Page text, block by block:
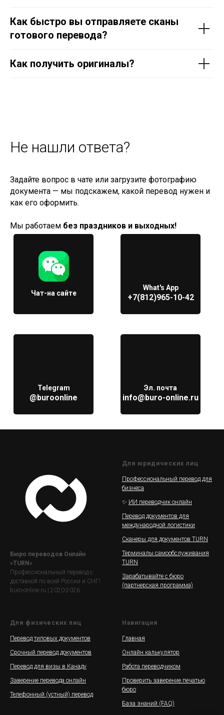
Как быстро вы отправляете сканы
готового перевода?
Как получить оригиналы?
Не нашли ответа?
Задайте вопрос в чате или загрузите фотографию
документа — мы подскажем, какой перевод нужен и
как его оформить.
Мы работаем без праздников и выходных!
Чат-на сайте
What's App
+7(812)965-10-42
Telegram
@buroonline
Эл. почта
info@buro-online.ru
Бюро переводов Онлайн
«TURN»
Профессиональный перевод с
доставкой по всей России и СНГ!
buro-online.ru | 2020-2026
Для юридических лиц
Профессиональный перевод для
бизнеса
✨ ИИ переводчик онлайн
Перевод документов для
международной логистики
Сканеры для документов TURN
Терминалы самообслуживания
TURN
Зарабатывайте с бюро
(партнерская программа)
Для физических лиц
Перевод типовых документов
Срочный перевод документов
Перевод для визы в Канаду
Заверение перевода онлайн
Телефонный (устный) перевод
Навигация
Главная
Онлайн калькулятор
Работа переводчиком
Проверить заверение печатью
бюро
База знаний (FAQ)